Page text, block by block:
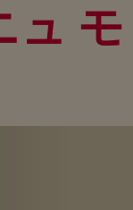
ュ モ